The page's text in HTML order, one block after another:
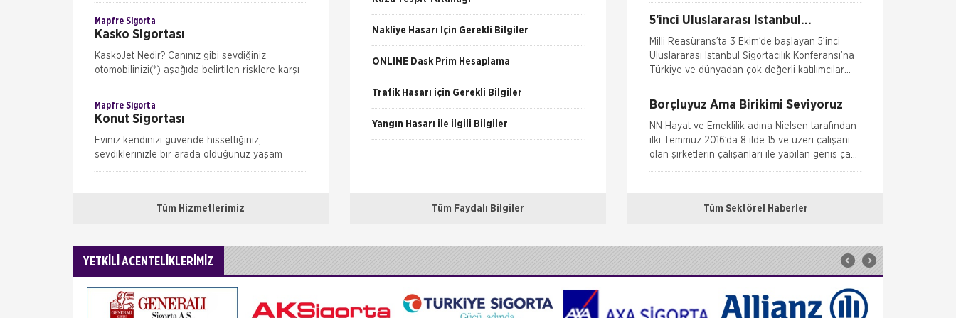
Mapfre Sigorta
Kasko Sigortası
KaskoJet Nedir? Canınız gibi sevdiğiniz
otomobilinizi(*) aşağıda belirtilen risklere karşı
genişletilmiş kasko teminatları ile sigorta
Mapfre Sigorta
Konut Sigortası
Eviniz kendinizi güvende hissettiğiniz,
sevdiklerinizle bir arada olduğunuz yaşam
alanınız; aynı zamanda geleceğiniz için çok
Mühendislik Sigortaları
yapıları ve yaşam alanları, inşaat sürecinde
birçok ris
Mapfre Sigorta
Nakliyat Sigortası
Taşınan bir yükün varacağı noktaya zamanında
Tüm Hizmetlerimiz
Nakliye Hasarı İçin Gerekli Bilgiler
ONLİNE Dask Prim Hesaplama
Trafik Hasarı için Gerekli Bilgiler
Yangın Hasarı ile ilgili Bilgiler
Tüm Faydalı Bilgiler
5’inci Uluslararası İstanbul
Sigortacılık Konferansı Milli
Reasürans’ta yapıldı.
Milli Reasürans’ta 3 Ekim’de başlayan 5’inci
Uluslararası İstanbul Sigortacılık Konferansı’na
Türkiye ve dünyadan çok değerli katılımcılar
katı
Borçluyuz Ama Birikimi Seviyoruz
NN Hayat ve Emeklilik adına Nielsen tarafından
ilki Temmuz 2016’da 8 ilde 15 ve üzeri çalışanı
olan şirketlerin çalışanları ile yapılan geniş çaplı
otomatik
Müdür Yardımcısı Oldu
Doğa Sigorta’da önemli bir atama gerçekleşti.
Fare Kasko Kapsamında
Sigorta şirketleri ile sigortalılar arasındaki
uyuşmazlıkları çözen Sigorta Tahkim
Tüm Sektörel Haberler
YETKİLİ ACENTELİKLERİMİZ